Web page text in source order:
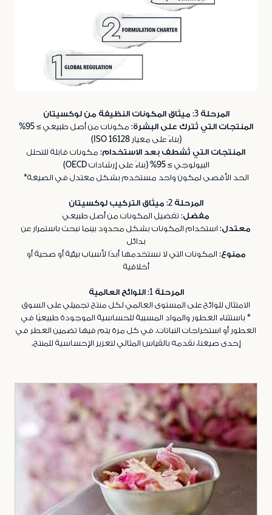
المرحلة 3: ميثاق المكونات النظيفة من لوكسيتان
المنتجات التي تُترك على البشرة:
مكونات من أصل طبيعي ≥ 95%
(بناءً على معيار ISO 16128)
المنتجات التي تُشطف بعد الاستخدام: مكونات قابلة للتحلل
البيولوجي ≥ 95% (بناءً على إرشادات OECD)
الحد الأقصى لمكون واحد مستخدم بشكل معتدل في الصيغة*
المرحلة 2: ميثاق التركيب لوكسيتان
مفضل: تفضيل المكونات من أصل طبيعي
معتدل: استخدام المكونات بشكل محدود بينما نبحث باستمرار عن
بدائل
ممنوع: المكونات التي لا نستخدمها أبدًا لأسباب بيئية أو صحية أو
أخلاقية
المرحلة 1: اللوائح العالمية
الامتثال للوائح على المستوى العالمي لكل منتج تجميلي على السوق
* باستثناء العطور والمواد المسببة للحساسية الموجودة طبيعيًا في
العطور أو استخراجات النباتات. في كل مرة يتم فيها تضمين العطر في
إحدى صيغنا، نقدمه بالقياس المثالي لتعزيز الإحساسية للمنتج.